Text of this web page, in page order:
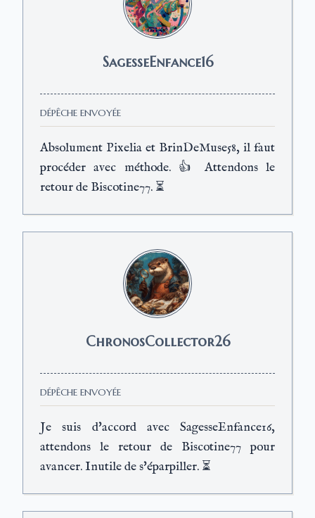
SagesseEnfance16
DÉPÊCHE ENVOYÉE
Absolument Pixelia et BrinDeMuse58, il faut
procéder avec méthode. 👍 Attendons le
retour de Biscotine77. ⏳
ChronosCollector26
DÉPÊCHE ENVOYÉE
Je suis d'accord avec SagesseEnfance16,
attendons le retour de Biscotine77 pour
avancer. Inutile de s'éparpiller. ⏳